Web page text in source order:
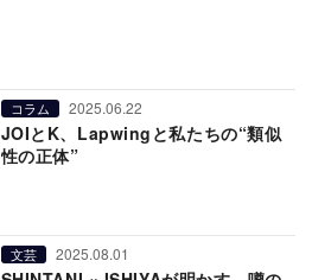
コラム 2025.06.22
JOIとK、Lapwingと私たちの“類似
性の正体”
文芸 2025.08.01